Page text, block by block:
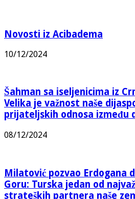
Novosti iz Acibadema
10/12/2024
Šahman sa iseljenicima iz
Velika je važnost naše
prijateljskih odnosa između
08/12/2024
Milatović pozvao Erdogana
Goru: Turska jedan od
strateških partnera naše